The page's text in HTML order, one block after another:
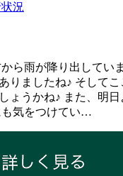
況
ら雨が降り出してい
りましたね♪ そして
ょうかね♪ また、明日
も気をつけてい…